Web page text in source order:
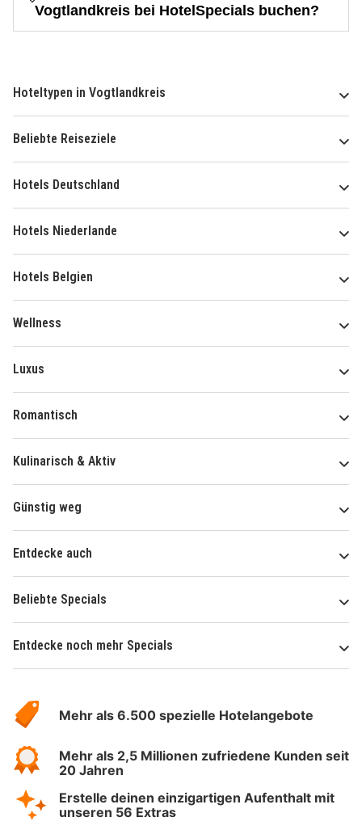
Vogtlandkreis bei HotelSpecials buchen?
Hoteltypen in Vogtlandkreis
Beliebte Reiseziele
Hotels Deutschland
Hotels Niederlande
Hotels Belgien
Wellness
Luxus
Romantisch
Kulinarisch & Aktiv
Günstig weg
Entdecke auch
Beliebte Specials
Entdecke noch mehr Specials
Hotelspecials
Mehr als 6.500 spezielle Hotelangebote
Mehr als 2,5 Millionen zufriedene Kunden seit
20 Jahren
Erstelle deinen einzigartigen Aufenthalt mit
unseren 56 Extras